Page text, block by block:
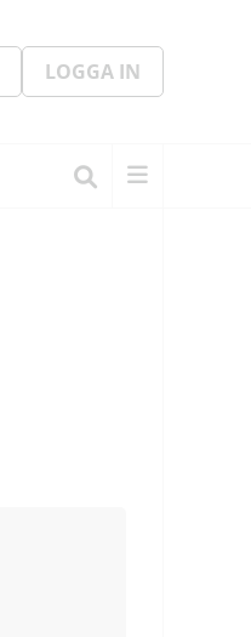
LOGGA IN